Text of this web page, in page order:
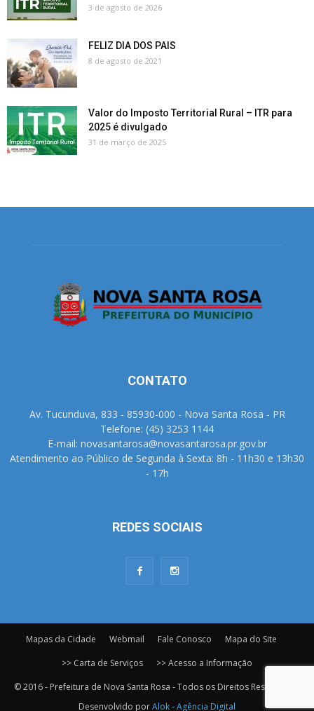
3 de agosto de 2026
FELIZ DIA DOS PAIS
8 de agosto de 2021
Valor do Imposto Territorial Rural – ITR para
2025 é divulgado
31 de março de 2025
CONTATO
Av. Tucunduva, 833 - 85930-000 - Nova Santa Rosa - PR
Telefone: (45) 3253 1144
E-mail: novasantarosa@novasantarosa.pr.gov.br
Atendimento ao Público de Segunda à Sexta: 8h - 11h30 e 13h30
- 17h
REDES SOCIAIS
Mapas da Cidade Webmail Fale Conosco
Mapa do Site
>> Carta de Serviços
>> Acesso a Informação
© 2016 - Prefeitura de Nova Santa Rosa - Todos os Direitos Reservados.
Desenvolvido porAlok - Agência Digital